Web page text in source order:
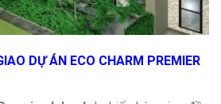
DỰ ÁN ECO CHARM PREMIER